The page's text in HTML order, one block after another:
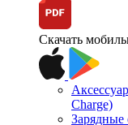
Скачать
Charge)
Зарядные